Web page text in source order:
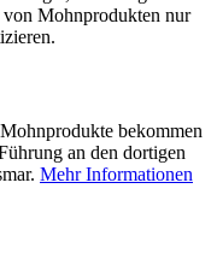
von Mohnprodukten nur
bekommen
an den dortigen
Mehr Informationen